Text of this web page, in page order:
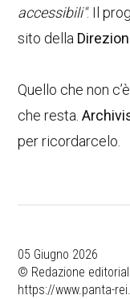
accessibili". Il
sito della
Quello che non
che resta.
per ricordarcelo.
05 Giugno 2026
© Redazione
https://www.panta-